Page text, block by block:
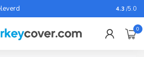
Voor
4.3 /5.0
0